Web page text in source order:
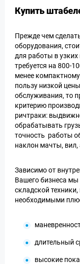
Купить
Прежде чем
оборудования,
для работы в
требуется на 800-
менее
пользу низкой
обслуживания, то
критерию
ричтраки:
обрабатывать
точность работы
наклон мачты, вил,
Зависимо от
Вашего бизнеса
складской
необходимыми
длительный
высокие